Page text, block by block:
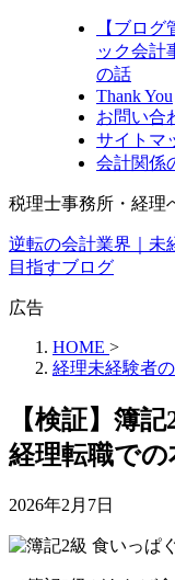
【ブロ
ック会計
の話
Thank You
お問い合
サイトマ
会計関係
税理士事務所・経理
逆転の会計業界｜
目指すブログ
広告
HOME >
経理未経験者
【検証】簿
経理転職で
2026年2月7日